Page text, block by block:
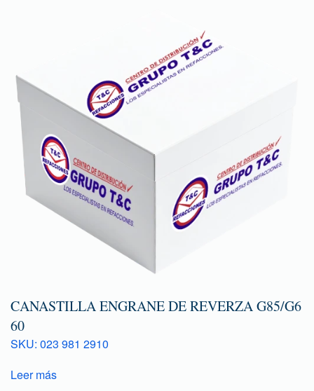
CANASTILLA ENGRANE DE REVERZA G85/G6
60
SKU: 023 981 2910
Leer más